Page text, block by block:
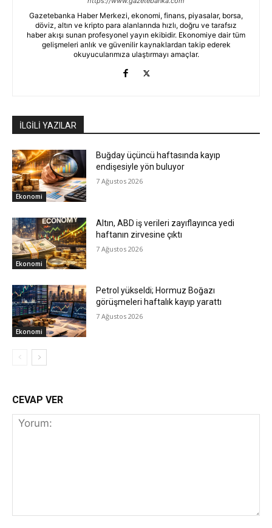
Gazetebanka Haber Merkezi, ekonomi, finans, piyasalar, borsa,
döviz, altın ve kripto para alanlarında hızlı, doğru ve tarafsız
haber akışı sunan profesyonel yayın ekibidir. Ekonomiye dair tüm
gelişmeleri anlık ve güvenilir kaynaklardan takip ederek
okuyucularımıza ulaştırmayı amaçlar.
İLGİLİ YAZILAR
Ekonomi
Buğday üçüncü haftasında kayıp
endişesiyle yön buluyor
7 Ağustos 2026
Ekonomi
Altın, ABD iş verileri zayıflayınca yedi
haftanın zirvesine çıktı
7 Ağustos 2026
Ekonomi
Petrol yükseldi; Hormuz Boğazı
görüşmeleri haftalık kayıp yarattı
7 Ağustos 2026
CEVAP VER